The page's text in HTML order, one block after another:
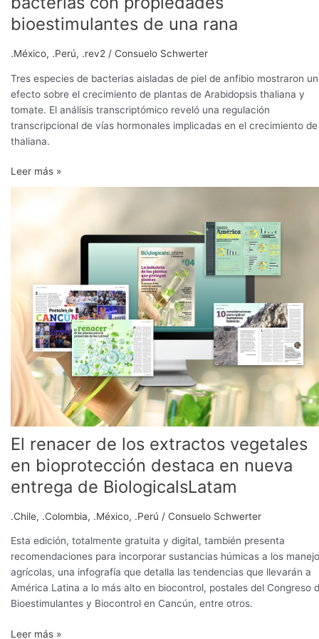
bioestimulantes de una rana
.México, .Perú, .rev2 / Consuelo Schwerter
Tres especies de bacterias aisladas de piel de anfibio mostraron un
efecto sobre el crecimiento de plantas de Arabidopsis thaliana y
tomate. El análisis transcriptómico reveló una regulación
transcripcional de vías hormonales implicadas en el crecimiento de
thaliana.
Leer más »
El renacer de los extractos vegetales
en bioprotección destaca en nueva
entrega de BiologicalsLatam
.Chile, .Colombia, .México, .Perú / Consuelo Schwerter
Esta edición, totalmente gratuita y digital, también presenta
recomendaciones para incorporar sustancias húmicas a los
agrícolas, una infografía que detalla las tendencias que llevarán a
América Latina a lo más alto en biocontrol, postales del Congreso
Bioestimulantes y Biocontrol en Cancún, entre otros.
bioprotección
destaca
nueva
entrega
BiologicalsLatam
Leer más »